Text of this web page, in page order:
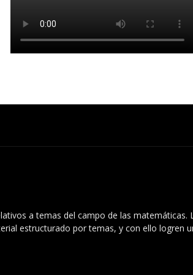
a temas del campo de las matemáticas.
estructurado por temas, y con ello logren